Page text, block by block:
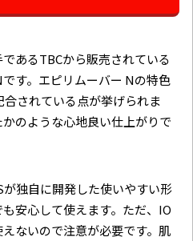
あるTBCから販売されている
す。エピリムーバー Nの特色
されている点が挙げられま
のような心地良い仕上がりで
独自に開発した使いやすい形
安心して使えます。ただ、IO
ないので注意が必要です。肌